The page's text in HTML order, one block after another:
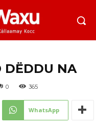
DËDDU NA
0 365
WhatsApp